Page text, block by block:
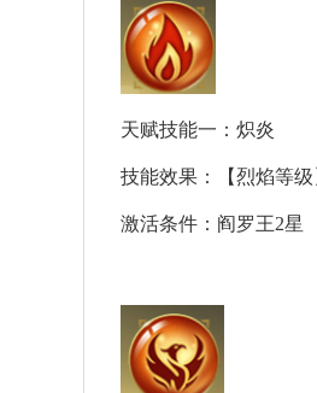
天赋技能一：炽炎
技能效果：【烈焰等
激活条件：阎罗王2星